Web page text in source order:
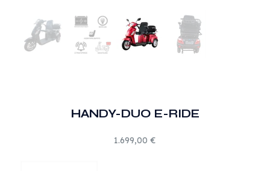
HANDY-DUO E-RIDE
1.699,00 €